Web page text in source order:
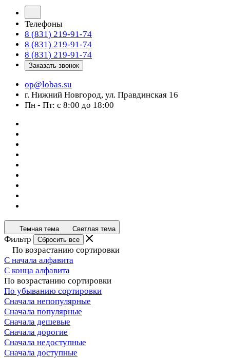
Телефоны
8 (831) 219-91-74
8 (831) 219-91-74
8 (831) 219-91-74
Заказать звонок
op@lobas.su
г. Нижний Новгород, ул. Правдинская 16
Пн - Пт: с 8:00 до 18:00
Темная тема Светлая тема
Фильтр Сбросить все
По возрастанию сортировки
С начала алфавита
С конца алфавита
По возрастанию сортировки
По убыванию сортировки
Сначала непопулярные
Сначала популярные
Сначала дешевые
Сначала дорогие
Сначала недоступные
Сначала доступные